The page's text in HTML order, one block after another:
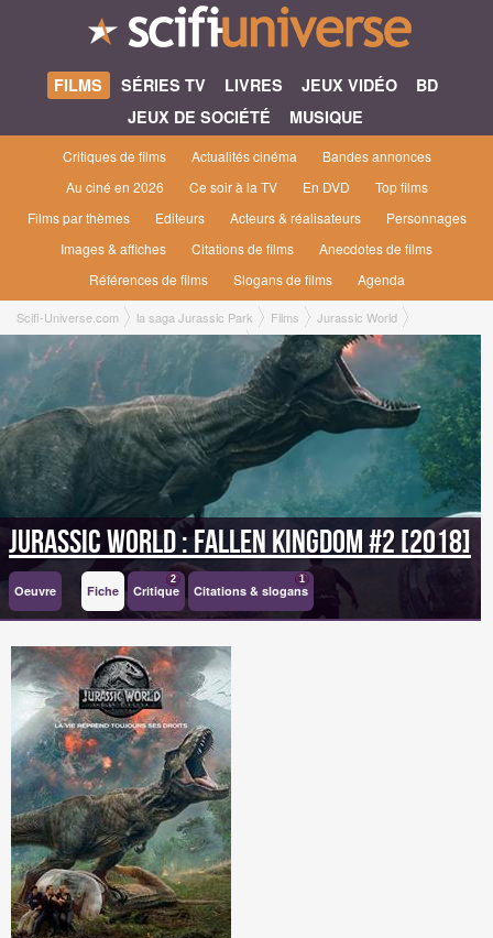
FILMS SÉRIES TV LIVRES JEUX VIDÉO
BD
JEUX DE SOCIÉTÉ
MUSIQUE
Critiques de films Actualités cinéma
Bandes annonces
Au ciné en 2026
Ce soir à la TV En DVD
Top films
Films par thèmes
Editeurs Acteurs & réalisateurs
Personnages
Images & affiches
Citations de films
Anecdotes de films
Références de films
Slogans de films Agenda
Scifi-Universe.com la saga Jurassic Park Films
Jurassic World
Jurassic World : Fallen Kingdom #2 [2018]
Jurassic World : Fallen Kingdom #2 [2018]
Oeuvre Fiche Critique
2
Citations & slogans
1